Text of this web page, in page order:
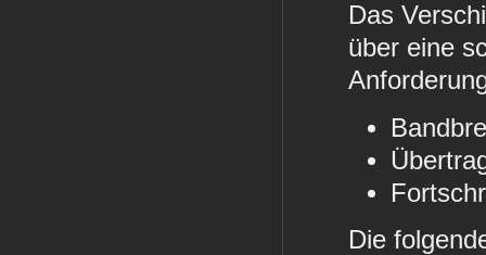
Das
über eine
Die